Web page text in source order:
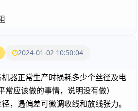
2024-01-02 10:50:04
器正常生产时损耗多少个丝径及电
应该做的事情，说明没有做）
，遇偏差可微调收线和放线张力。